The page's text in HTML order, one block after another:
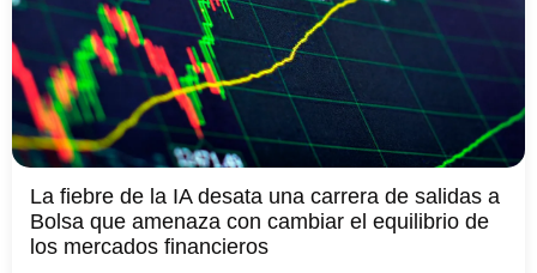
La fiebre de la IA desata una carrera de salidas a
Bolsa que amenaza con cambiar el equilibrio de
los mercados financieros